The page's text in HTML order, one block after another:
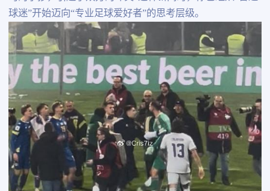
球迷”开始迈向“专业足球爱好者”的思考层级。